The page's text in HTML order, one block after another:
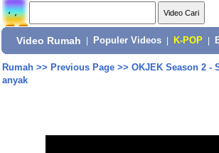
Video Rumah Populer Videos K-POP
Rumah>> Previous Page>> OKJEK Season 2 -
anyak